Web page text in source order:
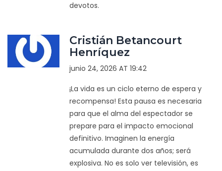
devotos.
Cristián Betancourt
Henríquez
junio 24, 2026 AT 19:42
¡La vida es un ciclo eterno de espera y
recompensa! Esta pausa es necesaria
para que el alma del espectador se
prepare para el impacto emocional
definitivo. Imaginen la energía
acumulada durante dos años; será
explosiva. No es solo ver televisión, es